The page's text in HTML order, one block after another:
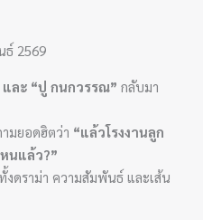
ธ์ 2569
และ “ปู กนกวรรณ” กลับมา
มยอดฮิตว่า “แล้วโรงงานลูก
นแล้ว?”
ดราม่า ความสัมพันธ์ และเส้น